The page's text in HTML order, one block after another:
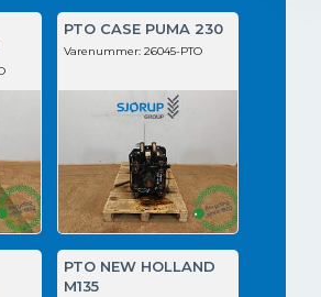
PTO CASE PUMA 230
Varenummer: 26045-PTO
PTO NEW HOLLAND
M135